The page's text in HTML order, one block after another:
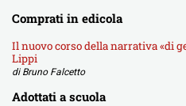
Comprati in edicola
Il nuovo corso della narrativa «di
Lippi
di Bruno Falcetto
Adottati a scuola